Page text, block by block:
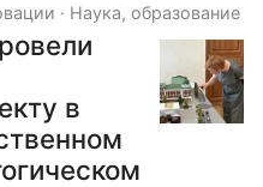
· Наука, образование
в